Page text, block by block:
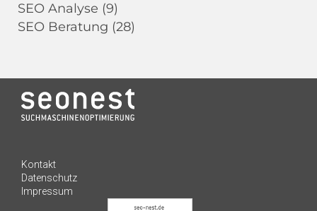
SEO Analyse (9)
SEO Beratung (28)
Kontakt
Datenschutz
Impressum
SEHR GUT